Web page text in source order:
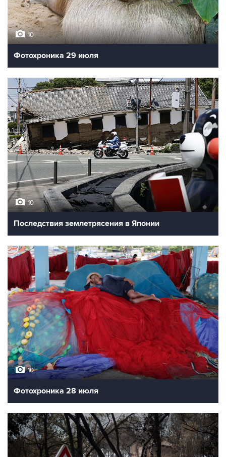
10
Фотохроника 29 июля
10
Последствия землетрясения в Японии
10
Фотохроника 28 июля